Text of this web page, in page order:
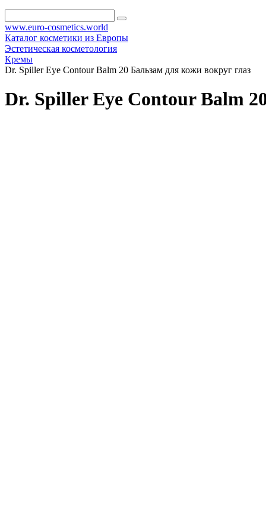
www.euro-cosmetics.world
Каталог косметики из Европы
Эстетическая косметология
Кремы
Dr. Spiller Eye Contour Balm 20 Бальзам для кожи вокруг глаз
Dr. Spiller Eye Contour Balm